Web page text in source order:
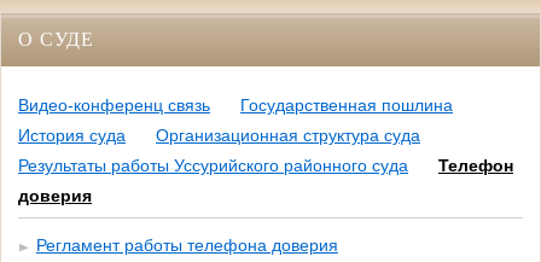
О СУДЕ
Видео-конференц связь
Государственная пошлина
История суда
Организационная структура суда
Результаты работы Уссурийского районного суда
Телефон
доверия
Регламент работы телефона доверия